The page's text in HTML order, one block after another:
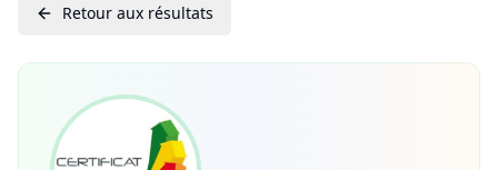
Retour aux résultats